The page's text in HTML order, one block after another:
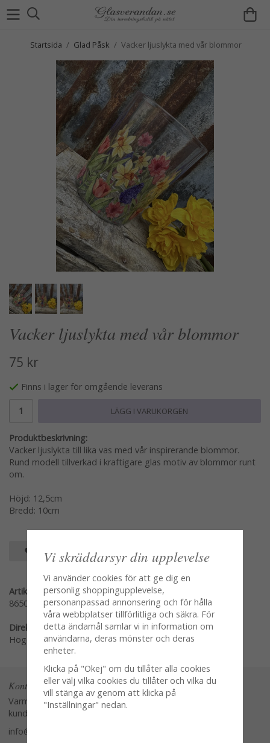
Startsida / Glad Påsk / Vacker ljuslykta med vår blommor
Vacker ljuslykta med vår blommor
75 kr
Finns i lager för omgående leverans
LÄGG I VARUKORGEN
Produktbeskrivning:
Vacker ljuslykta till lika vas med vår inspirerande blommor.
Rund modell tillverkad i kraftigare glas motiv av blommor runt
om.
Höjd: 12,5cm
Bredd: 10cm
SPARA SOM FAVORIT
Artikelnummer:
8650-11
Direktlänk:
Högerklicka och kopiera adressen
Kontakta oss
Varmt välkommen att kontakta vår
kundtjänst.
info@glasverandan.se
Vi skräddarsyr din upplevelse
Vi använder cookies för att ge dig en
personlig shoppingupplevelse,
personanpassad annonsering och för hålla
våra webbplatser tillförlitliga och säkra. För
detta ändamål samlar vi in information om
användarna, deras mönster och deras
enheter.
Klicka på "Okej" om du tillåter alla cookies
eller välj vilka cookies du tillåter och vilka du
vill stänga av genom att klicka på
"Inställningar" nedan.